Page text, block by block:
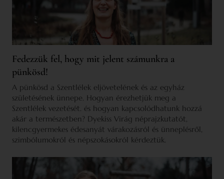
Fedezzük fel, hogy mit jelent számunkra a
pünkösd!
A pünkösd a Szentlélek eljövetelének és az egyház
születésének ünnepe. Hogyan érezhetjük meg a
Szentlélek vezetését. és hogyan kapcsolódhatunk hozzá
akár a természetben? Dyekiss Virág néprajzkutatót,
kilencgyermekes édesanyát várakozásról és ünneplésről,
szimbólumokról és népszokásokról kérdeztük.